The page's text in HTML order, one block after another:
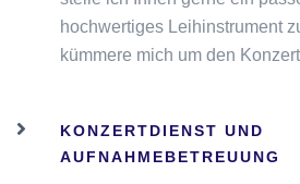
hochwertiges Leihinstrument
kümmere mich um den
KONZERTDIENST UND
AUFNAHMEBETREUUNG